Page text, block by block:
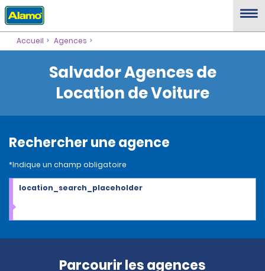
Accueil Agences
Salvador Agences de
Location de Voiture
Rechercher une agence
*Indique un champ obligatoire
location_search_placeholder
Parcourir les agences